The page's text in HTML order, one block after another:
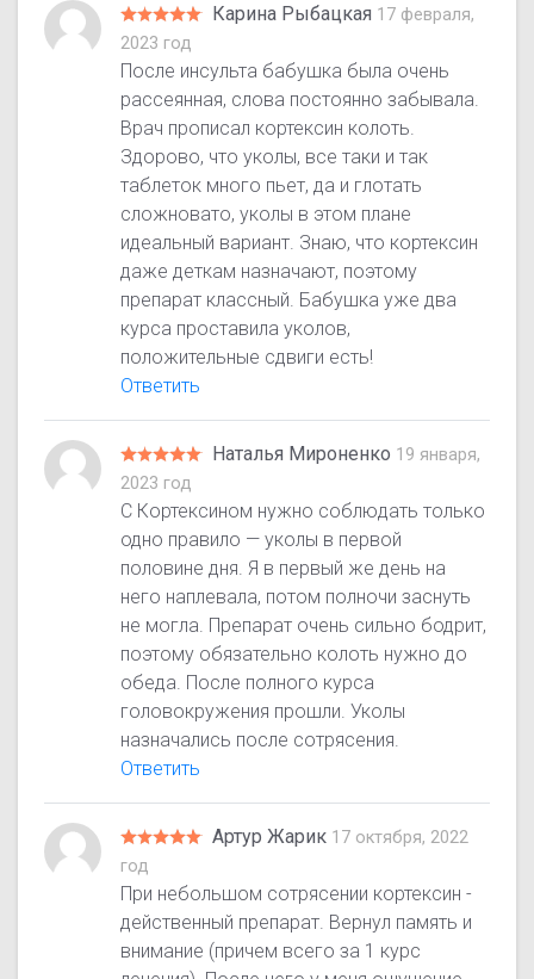
Карина Рыбацкая 17 февраля,
2023 год
После инсульта бабушка была очень
рассеянная, слова постоянно забывала.
Врач прописал кортексин колоть.
Здорово, что уколы, все таки и так
таблеток много пьет, да и глотать
сложновато, уколы в этом плане
идеальный вариант. Знаю, что кортексин
даже деткам назначают, поэтому
препарат классный. Бабушка уже два
курса проставила уколов,
положительные сдвиги есть!
Ответить
Наталья Мироненко 19 января,
2023 год
С Кортексином нужно соблюдать только
одно правило — уколы в первой
половине дня. Я в первый же день на
него наплевала, потом полночи заснуть
не могла. Препарат очень сильно бодрит,
поэтому обязательно колоть нужно до
обеда. После полного курса
головокружения прошли. Уколы
назначались после сотрясения.
Ответить
Артур Жарик 17 октября, 2022
год
При небольшом сотрясении кортексин -
действенный препарат. Вернул память и
внимание (причем всего за 1 курс